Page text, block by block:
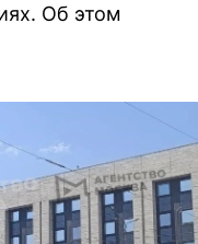
Об этом